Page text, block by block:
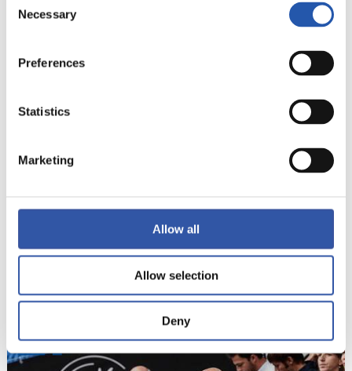
Selection
Necessary
Preferences
Statistics
Marketing
Allow all
Allow selection
Deny
21